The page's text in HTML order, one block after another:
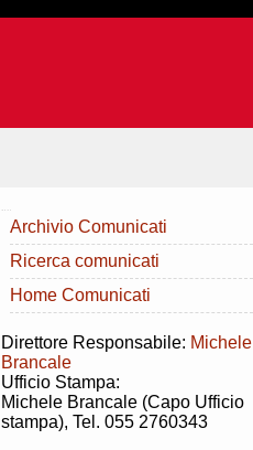
Archivio Comunicati
Ricerca comunicati
Home Comunicati
Direttore Responsabile: Michele
Brancale
Ufficio Stampa:
Michele Brancale (Capo Ufficio
stampa), Tel. 055 2760343